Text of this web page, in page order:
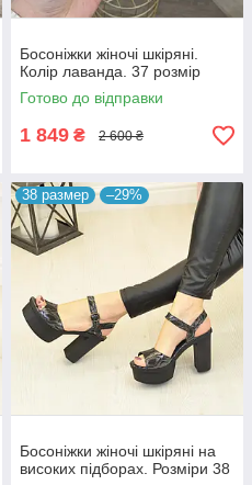
Босоніжки жіночі шкіряні.
Колір лаванда. 37 розмір
Готово до відправки
1 849 ₴ 2 600 ₴
38 размер –29%
Босоніжки жіночі шкіряні на
високих підборах. Розміри 38